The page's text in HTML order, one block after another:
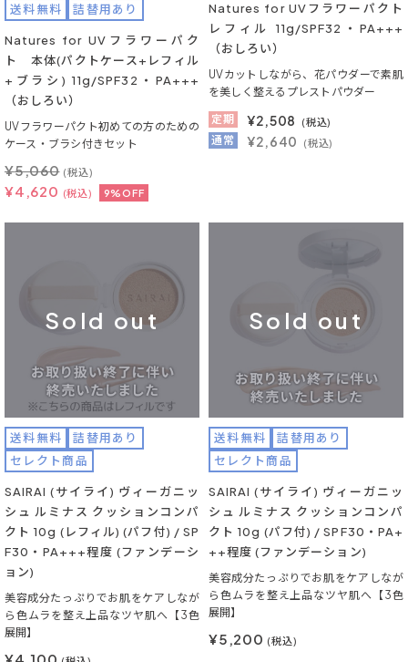
送料無料 詰替用あり
Natures for UVフラワーパク
ト 本体(パクトケース+レフィル
+ブラシ) 11g/SPF32・PA+++
（おしろい）
UVフラワーパクト初めての方のための
ケース・ブラシ付きセット
¥4,620 (税込) 9%OFF
¥5,060 (税込)
Natures for UVフラワーパクト
レフィル 11g/SPF32・PA+++
（おしろい）
UVカットしながら、花パウダーで素肌
を美しく整えるプレストパウダー
定期
¥2,508 (税込)
通常 ¥2,640 (税込)
Sold out
送料無料
詰替用あり
セレクト商品
SAIRAI (サイライ) ヴィーガニッ
シュ ルミナス クッションコンパ
クト 10g (レフィル) (パフ付) / SP
F30・PA+++程度 (ファンデーシ
ョン)
美容成分たっぷりでお肌をケアしなが
ら色ムラを整え上品なツヤ肌へ【3色
展開】
Sold out
送料無料
詰替用あり
セレクト商品
SAIRAI (サイライ) ヴィーガニッ
シュ ルミナス クッションコンパ
クト 10g (パフ付) / SPF30・PA+
++程度 (ファンデーション)
美容成分たっぷりでお肌をケアしなが
ら色ムラを整え上品なツヤ肌へ【3色
展開】
¥5,200 (税込)